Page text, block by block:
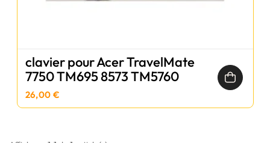
clavier pour Acer TravelMate
7750 TM695 8573 TM5760
26,00 €